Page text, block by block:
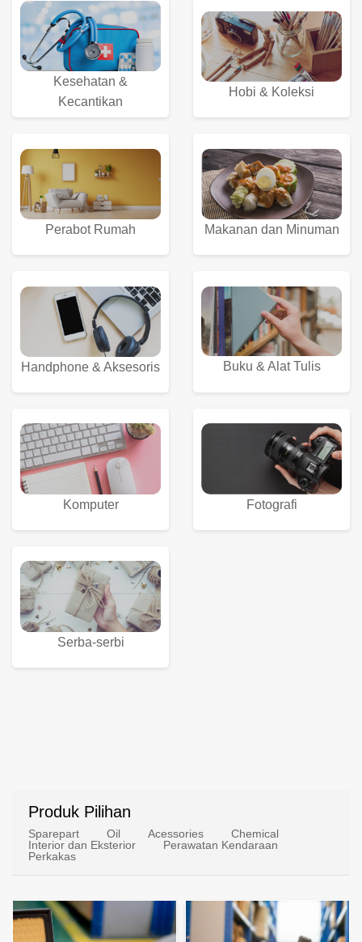
Kesehatan &
Kecantikan
Hobi & Koleksi
Perabot Rumah Makanan dan Minuman
Handphone & Aksesoris Buku & Alat Tulis
Komputer Fotografi
Serba-serbi
Produk Pilihan
Sparepart Oil Acessories
Chemical
Interior dan Eksterior
Perawatan Kendaraan
Perkakas